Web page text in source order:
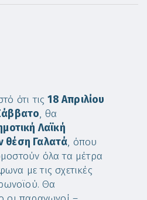
ότι τις18 Απριλίου
, θα
Λαϊκή
θέση Γαλατά, όπου
όλα τα μέτρα
με τις σχετικές
Θα